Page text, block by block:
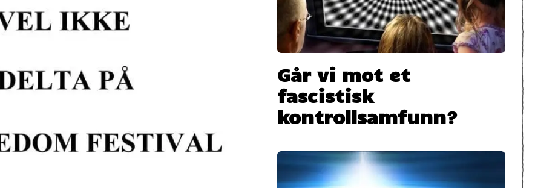
Går vi mot et
fascistisk
kontrollsamfunn?